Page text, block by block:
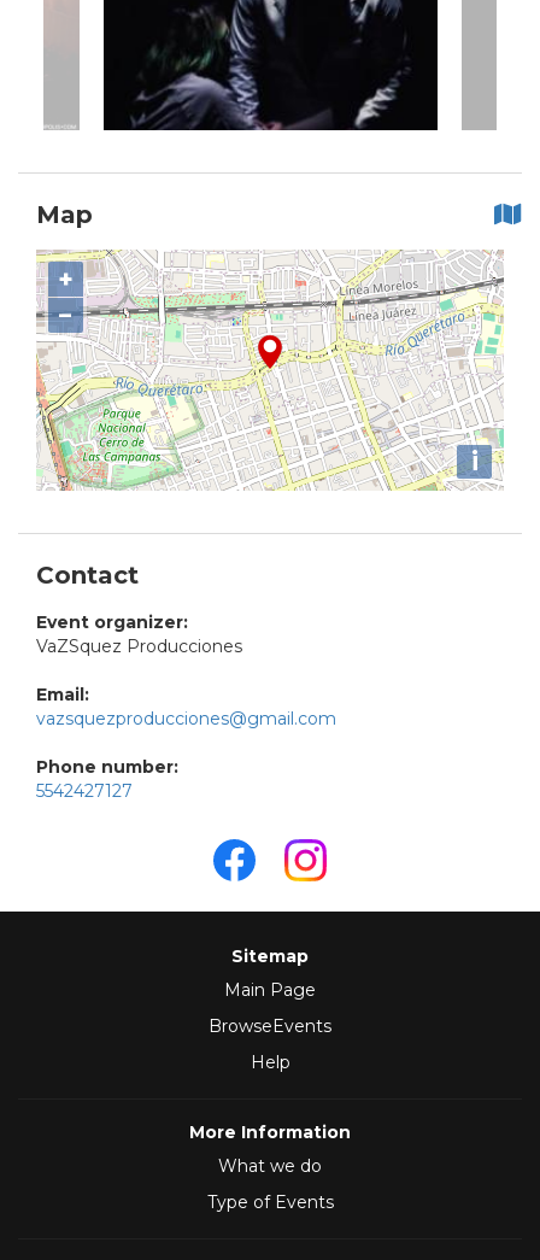
Map
+
−
i
Contact
Event organizer:
VaZSquez Producciones
Email:
vazsquezproducciones@gmail.com
Phone number:
5542427127
Sitemap
Main Page
BrowseEvents
Help
More Information
What we do
Type of Events